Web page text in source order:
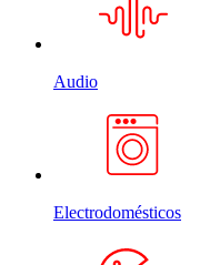
Audio
Electrodomésticos